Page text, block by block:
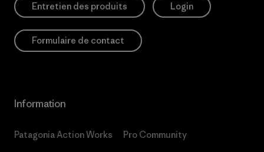
Entretien des produits Login
Formulaire de contact
Information
Patagonia Action Works Pro Community